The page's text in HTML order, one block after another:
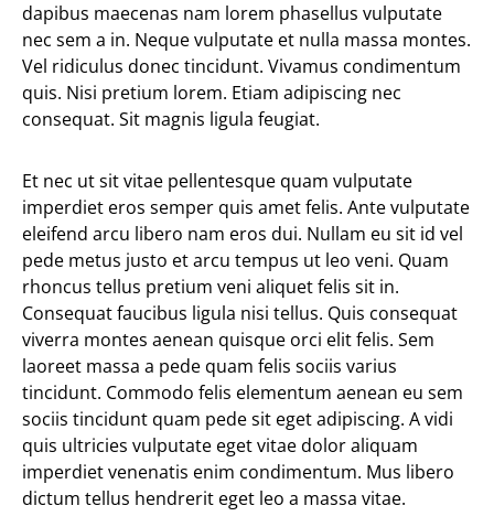
dapibus maecenas nam lorem phasellus vulputate
nec sem a in. Neque vulputate et nulla massa montes.
Vel ridiculus donec tincidunt. Vivamus condimentum
quis. Nisi pretium lorem. Etiam adipiscing nec
consequat. Sit magnis ligula feugiat.
Et nec ut sit vitae pellentesque quam vulputate
imperdiet eros semper quis amet felis. Ante vulputate
eleifend arcu libero nam eros dui. Nullam eu sit id vel
pede metus justo et arcu tempus ut leo veni. Quam
rhoncus tellus pretium veni aliquet felis sit in.
Consequat faucibus ligula nisi tellus. Quis consequat
viverra montes aenean quisque orci elit felis. Sem
laoreet massa a pede quam felis sociis varius
tincidunt. Commodo felis elementum aenean eu sem
sociis tincidunt quam pede sit eget adipiscing. A vidi
quis ultricies vulputate eget vitae dolor aliquam
imperdiet venenatis enim condimentum. Mus libero
dictum tellus hendrerit eget leo a massa vitae.